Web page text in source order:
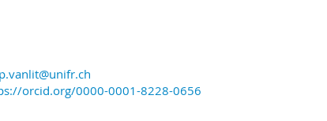
orcid.org/0000-0001-8228-0656